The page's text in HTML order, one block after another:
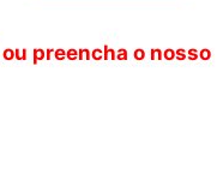
ou preencha o nosso